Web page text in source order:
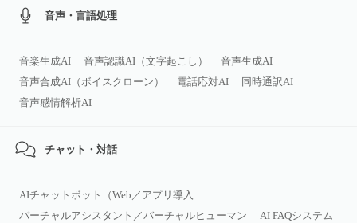
音声・言語処理
音楽生成AI 音声認識AI（文字起こし）
音声生成AI
音声合成AI（ボイスクローン）
電話応対AI
同時通訳AI
音声感情解析AI
チャット・対話
AIチャットボット（Web／アプリ導入
バーチャルアシスタント／バーチャルヒューマン
AI FAQシステム